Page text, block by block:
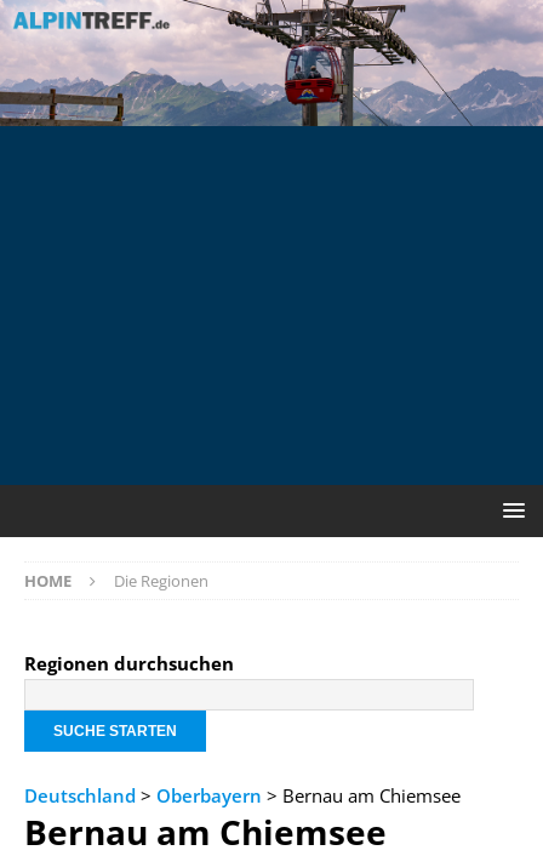
HOME Die Regionen
Regionen durchsuchen
Deutschland > Oberbayern > Bernau am Chiemsee
Bernau am Chiemsee